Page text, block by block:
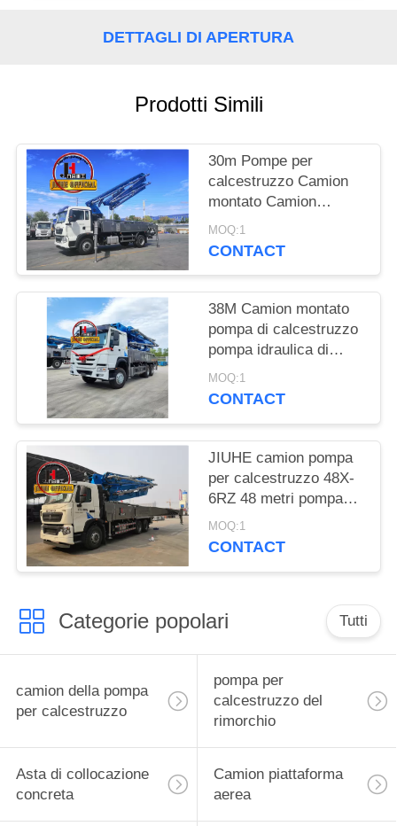
RICHIEDA
MAPPA
DEL
SITO
NORME
SULLA
PRIVACY
DETTAGLI DI APERTURA
Prodotti Simili
30m Pompe per
calcestruzzo Camion
montato Camion
pompe per
calcestruzzo 30m 38m
MOQ:1
CONTACT
38M Camion montato
pompa di calcestruzzo
pompa idraulica di
calcestruzzo
MOQ:1
CONTACT
JIUHE camion pompa
per calcestruzzo 48X-
6RZ 48 metri pompa
per calcestruzzo
camion pompa per
MOQ:1
CONTACT
Categorie popolari Tutti
camion della pompa
per calcestruzzo
pompa per
calcestruzzo del
rimorchio
Asta di collocazione
concreta
Camion piattaforma
aerea